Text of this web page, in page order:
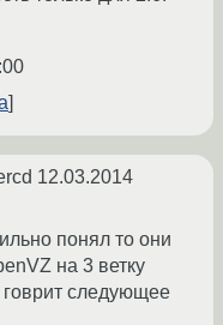
12.03.2014
понял то они
на 3 ветку
следующее